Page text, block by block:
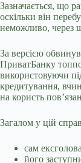
Зазначається, що
оскільки він
неможливо, через
За версією
ПриватБанку
використовуючи
кредитування,
на користь
Загалом у цій
сам
його